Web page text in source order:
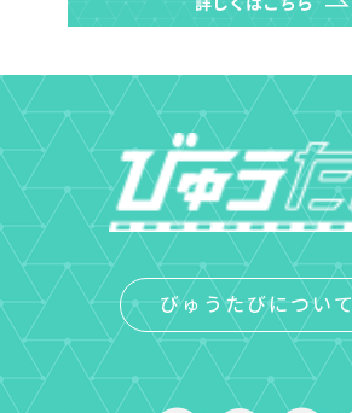
びゅうたびについて